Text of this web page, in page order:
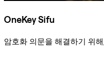
OneKey Sifu
암호화 의문을 해결하기 위